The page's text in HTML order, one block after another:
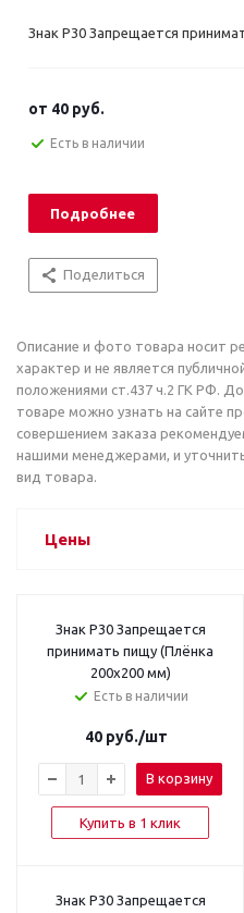
Знак P30 Запрещается
от 40 руб.
Есть в наличии
Подробнее
Поделиться
Описание и фото товара носит
характер и не является
положениями ст.437 ч.2 ГК РФ.
товаре можно узнать на сайте
совершением заказа
нашими менеджерами, и
вид товара.
Цены
Знак P30 Запрещается
принимать пищу (Плёнка
200x200 мм)
Есть в наличии
40 руб./шт
В корзину
Купить в 1 клик
Знак P30 Запрещается